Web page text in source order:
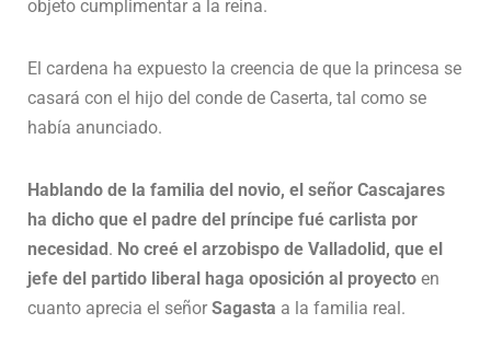
objeto cumplimentar a la reina.
El cardena ha expuesto la creencia de que la princesa se
casará con el hijo del conde de Caserta, tal como se
había anunciado.
Hablando de la familia del novio, el señor Cascajares
ha dicho que el padre del príncipe fué carlista por
necesidad . No creé el arzobispo de Valladolid, que el
jefe del partido liberal haga oposición al proyecto en
cuanto aprecia el señor Sagasta a la familia real.